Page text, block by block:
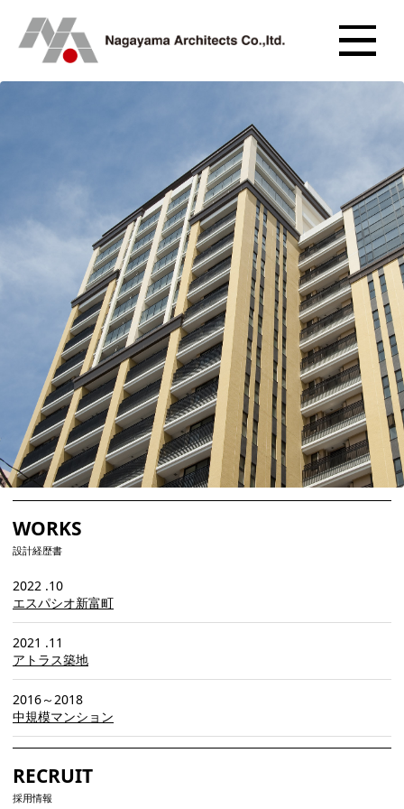
WORKS
設計経歴書
2022 .10
エスパシオ新富町
2021 .11
アトラス築地
2016～2018
中規模マンション
RECRUIT
採用情報